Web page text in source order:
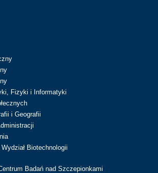
Fizyki i Informatyki
i Geografii
Biotechnologii
Badań nad Szczepionkami